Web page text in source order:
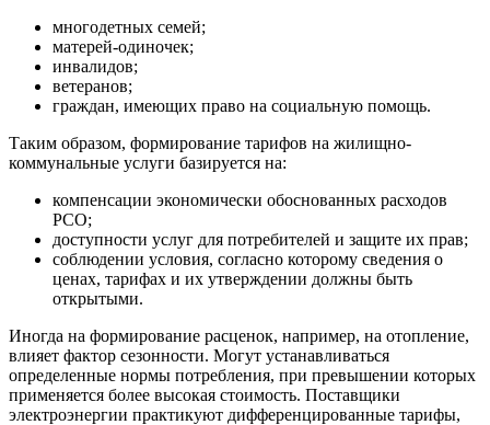
многодетных семей;
матерей-одиночек;
инвалидов;
ветеранов;
граждан, имеющих право на социальную помощь.
Таким образом, формирование тарифов на жилищно-
коммунальные услуги базируется на:
компенсации экономически обоснованных расходов
РСО;
доступности услуг для потребителей и защите их прав;
соблюдении условия, согласно которому сведения о
ценах, тарифах и их утверждении должны быть
открытыми.
Иногда на формирование расценок, например, на отопление,
влияет фактор сезонности. Могут устанавливаться
определенные нормы потребления, при превышении которых
применяется более высокая стоимость. Поставщики
электроэнергии практикуют дифференцированные тарифы,